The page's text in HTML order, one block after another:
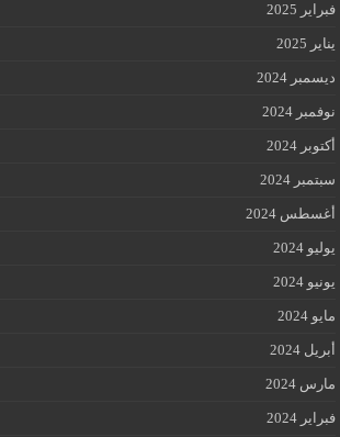
فبراير 2025
يناير 2025
ديسمبر 2024
نوفمبر 2024
أكتوبر 2024
سبتمبر 2024
أغسطس 2024
يوليو 2024
يونيو 2024
مايو 2024
أبريل 2024
مارس 2024
فبراير 2024